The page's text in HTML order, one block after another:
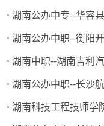
湖南公办中专--华容
湖南公办中职--长沙
湖南科技工程技师学